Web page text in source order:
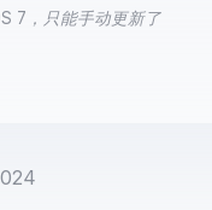
7，只能手动更新了